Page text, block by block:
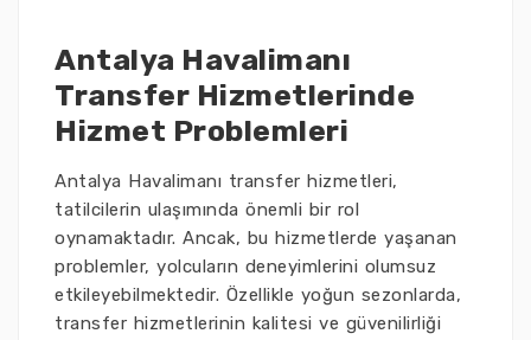
Antalya Havalimanı
Transfer Hizmetlerinde
Hizmet Problemleri
Antalya Havalimanı transfer hizmetleri,
tatilcilerin ulaşımında önemli bir rol
oynamaktadır. Ancak, bu hizmetlerde yaşanan
problemler, yolcuların deneyimlerini olumsuz
etkileyebilmektedir. Özellikle yoğun sezonlarda,
transfer hizmetlerinin kalitesi ve güvenilirliği